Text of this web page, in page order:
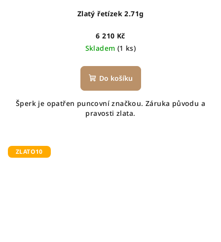
Zlatý řetízek 2.71g
6 210 Kč
Skladem (1 ks)
Do košíku
Šperk je opatřen puncovní značkou. Záruka původu a
pravosti zlata.
ZLATO10